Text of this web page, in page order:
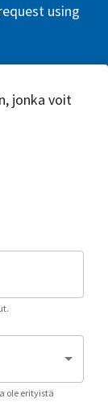
using
jonka voit
ole erityistä